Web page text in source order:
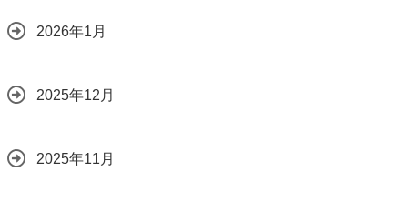
2026年1月
2025年12月
2025年11月